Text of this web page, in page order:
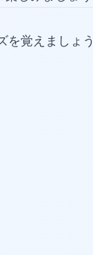
覚えましょう